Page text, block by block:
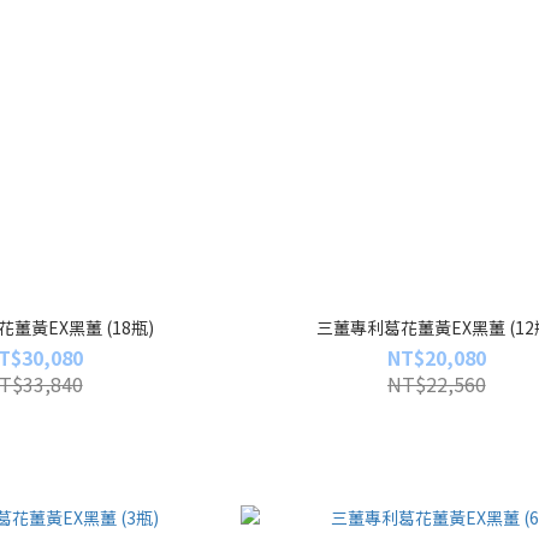
薑黃EX黑薑 (18瓶) 三薑專利葛花薑黃EX黑薑 (12
NT$20,080
NT$22,560